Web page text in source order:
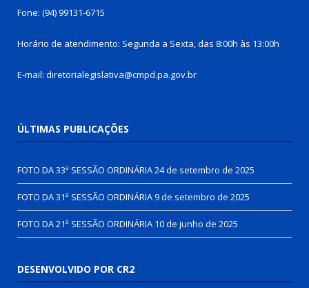
Fone: (94) 99131-6715
Horário de atendimento: Segunda a Sexta, das 8:00h às 13:00h
E-mail: diretorialegislativa@cmpd.pa.gov.br
ÚLTIMAS PUBLICAÇÕES
FOTO DA 33ª SESSÃO ORDINÁRIA24 de setembro de 2025
FOTO DA 31ª SESSÃO ORDINÁRIA9 de setembro de 2025
FOTO DA 21ª SESSÃO ORDINÁRIA 10 de junho de 2025
DESENVOLVIDO POR CR2